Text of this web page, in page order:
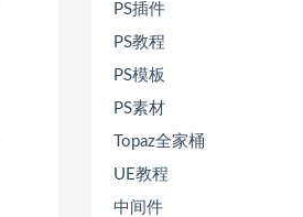
PS插件
PS教程
PS模板
PS素材
Topaz全家桶
UE教程
中间件